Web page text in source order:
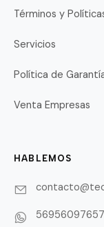
Términos y
Servicios
Política de
Venta Empresas
HABLEMOS
56956097657